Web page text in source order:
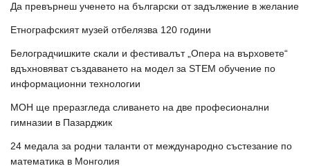
Да превърнеш ученето на български от задължение в желание
Етнографският музей отбелязва 120 години
Белоградчишките скали и фестивалът „Опера на върховете“
вдъхновяват създаването на модел за STEM обучение по
информационни технологии
МОН ще преразгледа сливането на две професионални
гимназии в Пазарджик
24 медала за родни таланти от международно състезание по
математика в Монголия